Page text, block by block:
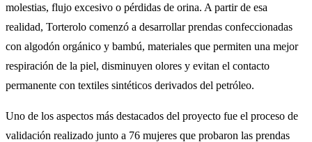
molestias, flujo excesivo o pérdidas de orina. A partir de esa
realidad, Torterolo comenzó a desarrollar prendas confeccionadas
con algodón orgánico y bambú, materiales que permiten una mejor
respiración de la piel, disminuyen olores y evitan el contacto
permanente con textiles sintéticos derivados del petróleo.
Uno de los aspectos más destacados del proyecto fue el proceso de
validación realizado junto a 76 mujeres que probaron las prendas